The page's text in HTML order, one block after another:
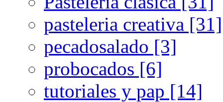
pasteleria creativa [31]
pecadosalado [3]
probocados [6]
tutoriales y pap [14]